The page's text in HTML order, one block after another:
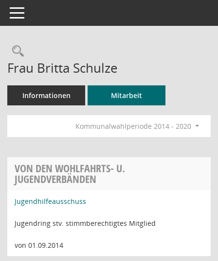
Toggle navigation
Rechercheauswahl
Frau Britta Schulze
Informationen Mitarbeit
Kommunalwahlperiode 2014 - 2020
VON DEN WOHLFAHRTS- U.
JUGENDVERBÄNDEN
Jugendhilfeausschuss
Jugendring stv. stimmberechtigtes Mitglied
von 01.09.2014